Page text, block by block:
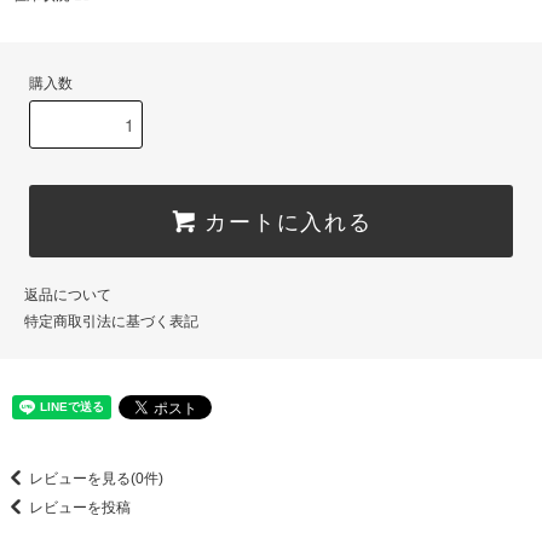
購入数
カートに入れる
返品について
特定商取引法に基づく表記
レビューを見る(0件)
レビューを投稿